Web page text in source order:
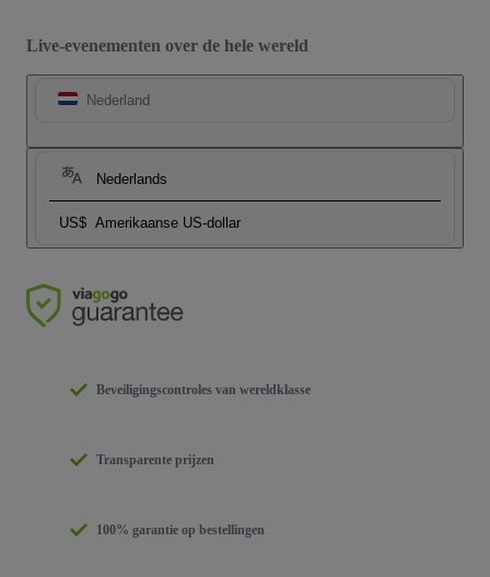
Live-evenementen over de hele wereld
Nederland
Nederlands
US$ Amerikaanse US-dollar
Beveiligingscontroles van wereldklasse
Transparente prijzen
100% garantie op bestellingen